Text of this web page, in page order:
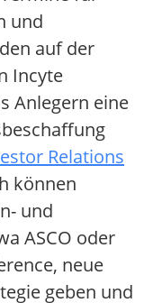
und
auf der
Incyte
Anlegern eine
Relations
können
und
ASCO oder
neue
geben und